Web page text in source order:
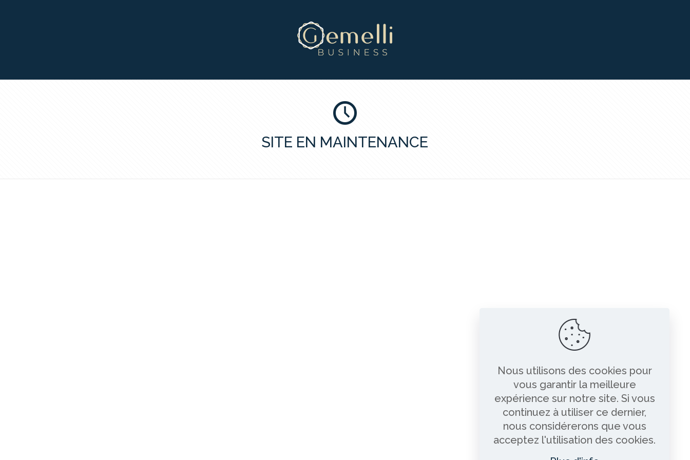
SITE EN MAINTENANCE
Nous utilisons des cookies pour
vous garantir la meilleure
expérience sur notre site. Si vous
continuez à utiliser ce dernier,
nous considérerons que vous
acceptez l'utilisation des cookies.